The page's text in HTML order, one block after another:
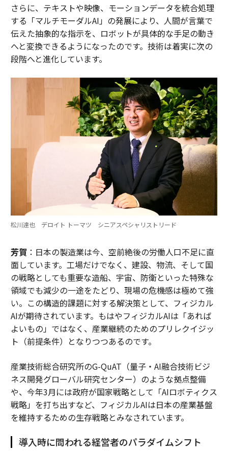
さらに、テキストや映像、モーションデータを統合処理
する「マルチモーダルAI」の発展により、人間が言葉で
伝えた抽象的な指示を、ロボットが具体的な手足の動き
へと変換できるようになったのです。技術は着実に次の
段階へと進化しています。
松川達也 デロイト トーマツ シニアスペシャリストリード
芳賀 ：日本の製造業は今、空前絶後の労働人口不足に直
面しています。工場だけでなく、建設、物流、そして国
の戦略としても重要な造船、宇宙、防衛といった特殊な
領域でも減少の一途をたどり、現場の危機感は極めて強
い。この構造的課題に対する解決策として、フィジカル
AIが期待されています。もはやフィジカルAIは「あれば
よいもの」ではなく、産業継続のためのプリレクイジッ
ト（前提条件）となりつつあるのです。
産業技術総合研究所のG-QuAT（量子・AI融合技術ビジ
ネス開発グローバル研究センター）のような拠点整備
や、今年3月には政府が国家戦略として「AIロボティクス
戦略」を打ち出すなど、フィジカルAIは日本の産業基盤
を維持するための生存戦略とみなされています。
導入時に問われる経営者のパラダイムシフト